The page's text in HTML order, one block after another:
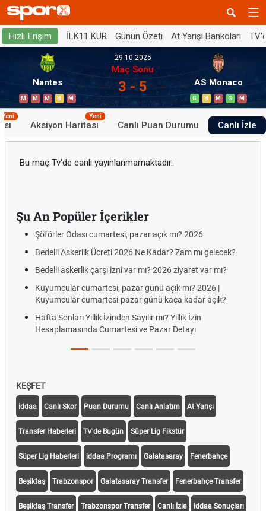
Hızlı Erişim İLK11 KUR Günün Özeti At Yarışı Bankoları
Nantes
M M M B M
29.10.2025
Maç Sonu
3 - 5 AS Monaco
G B M G M
Yeni
Aksiyon Haritası
Yeni
Canlı Puan Durumu Canlı İzle
Bu maç Tv'de canlı yayınlanmamaktadır.
Şu An Popüler İçerikler
Şöförler Odası cumartesi, pazar açık mı? 2026
Bedelli Askerlik Ücreti 2026 Ne Kadar? Zam mı gelecek?
Bedelli askerlik çarşı izni var mı? 2026 ziyaret var mı?
Kuyumcular cumartesi, pazar günü açık mı? 2026 |
Kuyumcular cumartesi-pazar günü kaça kadar açık?
Hafta Sonları Yıllık İzinden Sayılır mı? Yıllık İzin
Hesaplamasında Cumartesi ve Pazar Detayı
KEŞFET
iddaa Canlı Skor Puan Durumu Canlı Anlatım At Yarışı
Transfer Haberleri TV'de Bugün Süper Lig Fikstür
Süper Lig Haberleri iddaa Programı Galatasaray Fenerbahçe
Beşiktaş Trabzonspor Galatasaray Transfer Fenerbahçe Transfer
Beşiktaş Transfer Trabzonspor Transfer Canlı İzle iddaa Sonuçları